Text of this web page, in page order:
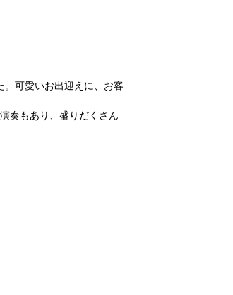
可愛いお出迎えに、お客
奏もあり、盛りだくさん